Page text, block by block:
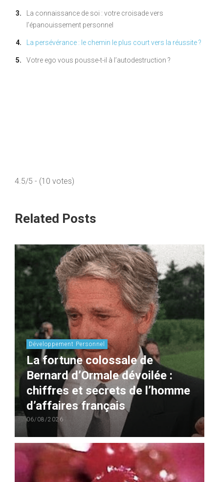
La connaissance de soi : votre croisade vers
l’épanouissement personnel
La persévérance : le chemin le plus court vers la réussite ?
Votre ego vous pousse-t-il à l’autodestruction ?
4.5/5 - (10 votes)
Related Posts
Développement Personnel
La fortune colossale de
Bernard d’Ormale dévoilée :
chiffres et secrets de l’homme
d’affaires français
06/08/2026